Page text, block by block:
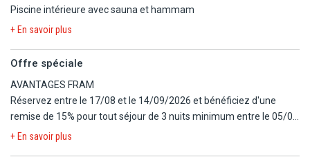
Alors n'attendez pas et réservez votre séjour au Club Plein Sud 3*
!
Posé sur sa lagune au cœur d'un parc de 8 hectares, cet
l'Ayguade est à moins de 2 km.
Piscine intérieure avec sauna et hammam
+ En savoir plus
Offre spéciale
AVANTAGES FRAM
Réservez entre le 17/08 et le 14/09/2026 et bénéficiez d'une
remise de 15% pour tout séjour de 3 nuits minimum entre le 05/09
et le 17/10/2026.
+ En savoir plus